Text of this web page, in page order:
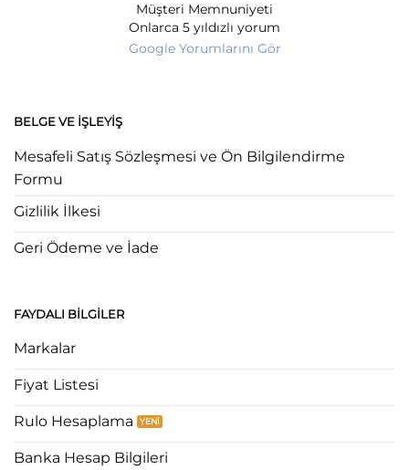
Müşteri Memnuniyeti
Onlarca 5 yıldızlı yorum
Google Yorumlarını Gör
BELGE VE İŞLEYIŞ
Mesafeli Satış Sözleşmesi ve Ön Bilgilendirme
Formu
Gizlilik İlkesi
Geri Ödeme ve İade
FAYDALI BILGILER
Markalar
Fiyat Listesi
Rulo Hesaplama
Banka Hesap Bilgileri